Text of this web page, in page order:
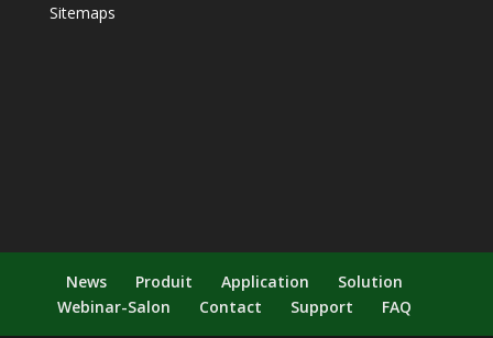
Sitemaps
News Produit Application
Solution
Webinar-Salon
Contact Support FAQ